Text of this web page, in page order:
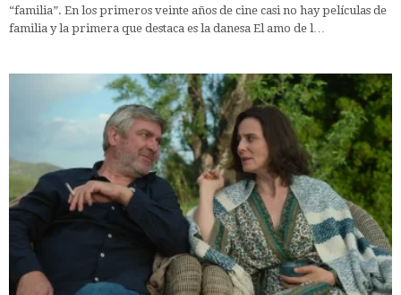
“familia”. En los primeros veinte años de cine casi no hay películas de
familia y la primera que destaca es la danesa El amo de l…